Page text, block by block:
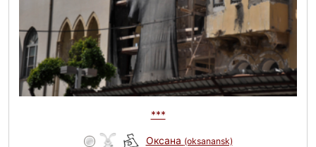
***
Оксана (oksanansk)